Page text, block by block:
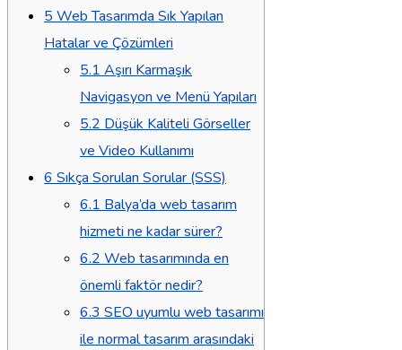
5 Web Tasarımda Sık Yapılan
Hatalar ve Çözümleri
5.1 Aşırı Karmaşık
Navigasyon ve Menü Yapıları
5.2 Düşük Kaliteli Görseller
ve Video Kullanımı
6 Sıkça Sorulan Sorular (SSS)
6.1 Balya’da web tasarım
hizmeti ne kadar sürer?
6.2 Web tasarımında en
önemli faktör nedir?
6.3 SEO uyumlu web tasarımı
ile normal tasarım arasındaki